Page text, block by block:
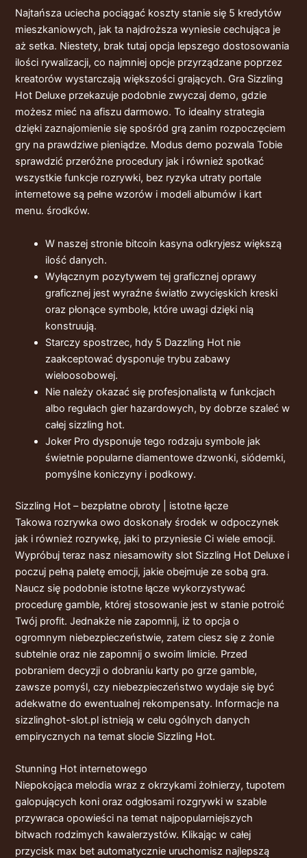
Najtańsza uciecha pociągać koszty stanie się 5 kredytów
mieszkaniowych, jak ta najdroższa wyniesie cechująca je
aż setka. Niestety, brak tutaj opcja lepszego dostosowania
ilości rywalizacji, co najmniej opcje przyrządzane poprzez
kreatorów wystarczają większości grających. Gra Sizzling
Hot Deluxe przekazuje podobnie zwyczaj demo, gdzie
możesz mieć na afiszu darmowo. To idealny strategia
dzięki zaznajomienie się spośród grą zanim rozpoczęciem
gry na prawdziwe pieniądze. Modus demo pozwala Tobie
sprawdzić przeróżne procedury jak i również spotkać
wszystkie funkcje rozrywki, bez ryzyka utraty portale
internetowe są pełne wzorów i modeli albumów i kart
menu. środków.
W naszej stronie bitcoin kasyna odkryjesz większą
ilość danych.
Wyłącznym pozytywem tej graficznej oprawy
graficznej jest wyraźne światło zwycięskich kreski
oraz płonące symbole, które uwagi dzięki nią
konstruują.
Starczy spostrzec, hdy 5 Dazzling Hot nie
zaakceptować dysponuje trybu zabawy
wieloosobowej.
Nie należy okazać się profesjonalistą w funkcjach
albo regułach gier hazardowych, by dobrze szaleć w
całej sizzling hot.
Joker Pro dysponuje tego rodzaju symbole jak
świetnie popularne diamentowe dzwonki, siódemki,
pomyślne koniczyny i podkowy.
Sizzling Hot – bezpłatne obroty | istotne łącze
Takowa rozrywka owo doskonały środek w odpoczynek
jak i również rozrywkę, jaki to przyniesie Ci wiele emocji.
Wypróbuj teraz nasz niesamowity slot Sizzling Hot Deluxe i
poczuj pełną paletę emocji, jakie obejmuje ze sobą gra.
Naucz się podobnie istotne łącze wykorzystywać
procedurę gamble, której stosowanie jest w stanie potroić
Twój profit. Jednakże nie zapomnij, iż to opcja o
ogromnym niebezpieczeństwie, zatem ciesz się z żonie
subtelnie oraz nie zapomnij o swoim limicie. Przed
pobraniem decyzji o dobraniu karty po grze gamble,
zawsze pomyśl, czy niebezpieczeństwo wydaje się być
adekwatne do ewentualnej rekompensaty. Informacje na
sizzlinghot-slot.pl istnieją w celu ogólnych danych
empirycznych na temat slocie Sizzling Hot.
Stunning Hot internetowego
Niepokojąca melodia wraz z okrzykami żołnierzy, tupotem
galopujących koni oraz odgłosami rozgrywki w szable
przywraca opowieści na temat najpopularniejszych
bitwach rodzimych kawalerzystów. Klikając w całej
przycisk max bet automatycznie uruchomisz najlepszą